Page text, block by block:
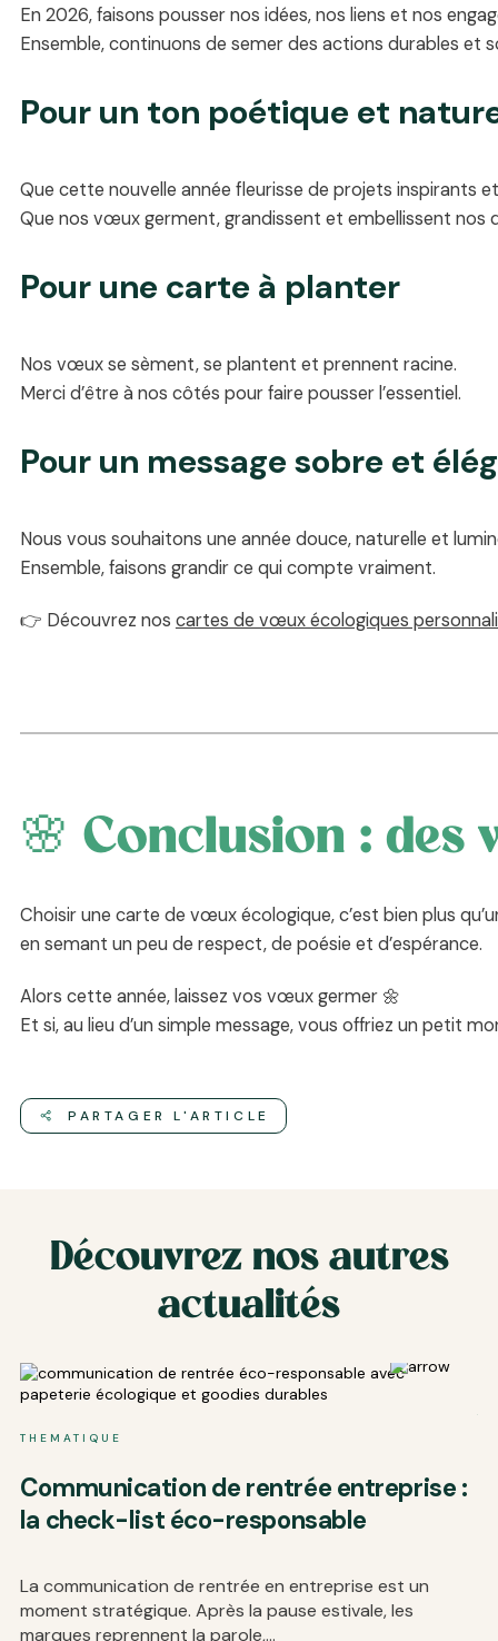
En 2026, faisons pousser nos idées, nos liens et nos
Ensemble, continuons de semer des actions durables et
Pour un ton poétique et
Que cette nouvelle année fleurisse de projets inspirants
Que nos vœux germent, grandissent et embellissent nos
Pour une carte à planter
Nos vœux se sèment, se plantent et prennent racine.
Merci d’être à nos côtés pour faire pousser l’essentiel.
Pour un message sobre et
Nous vous souhaitons une année douce, naturelle et
Ensemble, faisons grandir ce qui compte vraiment.
👉 Découvrez nos cartes de vœux écologiques
🌸 Conclusion : des
Choisir une carte de vœux écologique, c’est bien plus
en semant un peu de respect, de poésie et d’espérance.
Alors cette année, laissez vos vœux germer 🌼
Et si, au lieu d’un simple message, vous offriez un petit
PARTAGER L'ARTICLE
Découvrez nos autres
actualités
THEMATIQUE
Communication de rentrée entreprise :
la check-list éco-responsable
La communication de rentrée en entreprise est un
moment stratégique. Après la pause estivale, les
marques reprennent la parole,...